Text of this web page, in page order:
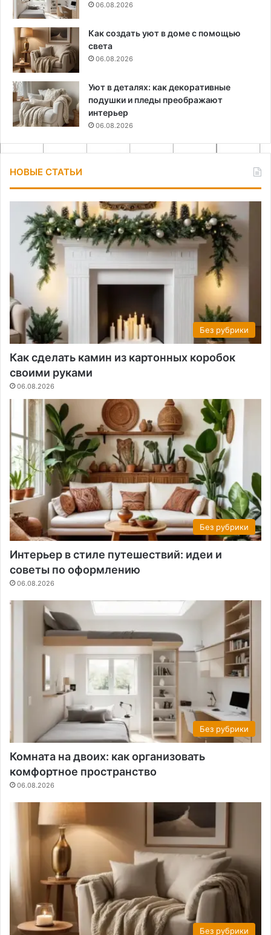
06.08.2026
Как создать уют в доме с помощью
света
06.08.2026
Уют в деталях: как декоративные
подушки и пледы преображают
интерьер
06.08.2026
НОВЫЕ СТАТЬИ
Без рубрики
Как сделать камин из картонных коробок
своими руками
06.08.2026
Без рубрики
Интерьер в стиле путешествий: идеи и
советы по оформлению
06.08.2026
Без рубрики
Комната на двоих: как организовать
комфортное пространство
06.08.2026
Без рубрики